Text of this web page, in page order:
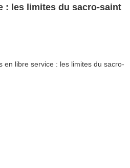
: les limites du sacro-saint